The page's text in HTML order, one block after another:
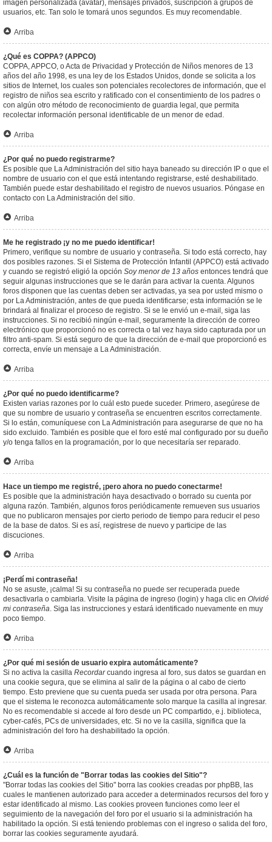
imagen personalizada (avatar), mensajes privados, suscripción a grupos de
usuarios, etc. Tan solo le tomará unos segundos. Es muy recomendable.
Arriba
¿Qué es COPPA? (APPCO)
COPPA, APPCO, o Acta de Privacidad y Protección de Niños menores de 13
años del año 1998, es una ley de los Estados Unidos, donde se solicita a los
sitios de Internet, los cuales son potenciales recolectores de información, que el
registro de niños sea escrito y ratificado con el consentimiento de los padres o
con algún otro método de reconocimiento de guardia legal, que permita
recolectar información personal identificable de un menor de edad.
Arriba
¿Por qué no puedo registrarme?
Es posible que La Administración del sitio haya baneado su dirección IP o que el
nombre de usuario con el que está intentando registrarse, esté deshabilitado.
También puede estar deshabilitado el registro de nuevos usuarios. Póngase en
contacto con La Administración del sitio.
Arriba
Me he registrado ¡y no me puedo identificar!
Primero, verifique su nombre de usuario y contraseña. Si todo está correcto, hay
dos posibles razones. Si el Sistema de Protección Infantil (APPCO) está activado
y cuando se registró eligió la opción Soy menor de 13 años entonces tendrá que
seguir algunas instrucciones que se le darán para activar la cuenta. Algunos
foros disponen que las cuentas deben ser activadas, ya sea por usted mismo o
por La Administración, antes de que pueda identificarse; esta información se le
brindará al finalizar el proceso de registro. Si se le envió un e-mail, siga las
instrucciones. Si no recibió ningún e-mail, seguramente la dirección de correo
electrónico que proporcionó no es correcta o tal vez haya sido capturada por un
filtro anti-spam. Si está seguro de que la dirección de e-mail que proporcionó es
correcta, envíe un mensaje a La Administración.
Arriba
¿Por qué no puedo identificarme?
Existen varias razones por lo cuál esto puede suceder. Primero, asegúrese de
que su nombre de usuario y contraseña se encuentren escritos correctamente.
Si lo están, comuníquese con La Administración para asegurarse de que no ha
sido excluido. También es posible que el foro esté mal configurado por su dueño
y/o tenga fallos en la programación, por lo que necesitaría ser reparado.
Arriba
Hace un tiempo me registré, ¡pero ahora no puedo conectarme!
Es posible que la administración haya desactivado o borrado su cuenta por
alguna razón. También, algunos foros periódicamente remueven sus usuarios
que no publicaron mensajes por cierto periodo de tiempo para reducir el peso
de la base de datos. Si es así, registrese de nuevo y participe de las
discuciones.
Arriba
¡Perdí mi contraseña!
No se asuste, ¡calma! Si su contraseña no puede ser recuperada puede
desactivarla o cambiarla. Visite la página de ingreso (login) y haga clic en Olvidé
mi contraseña. Siga las instrucciones y estará identificado nuevamente en muy
poco tiempo.
Arriba
¿Por qué mi sesión de usuario expira automáticamente?
Si no activa la casilla Recordarcuando ingresa al foro, sus datos se guardan en
una cookie segura, que se elimina al salir de la página o al cabo de cierto
tiempo. Esto previene que su cuenta pueda ser usada por otra persona. Para
que el sistema le reconozca automáticamente solo marque la casilla al ingresar.
No es recomendable si accede al foro desde un PC compartido, e.j. biblioteca,
cyber-cafés, PCs de universidades, etc. Si no ve la casilla, significa que la
administración del foro ha deshabilitado la opción.
Arriba
¿Cuál es la función de "Borrar todas las cookies del Sitio"?
"Borrar todas las cookies del Sitio" borra las cookies creadas por phpBB, las
cuales le mantienen autorizado para acceder a determinados recursos del foro y
estar identificado al mismo. Las cookies proveen funciones como leer el
seguimiento de la navegación del foro por el usuario si la administración ha
habilitado la opción. Si está teniendo problemas con el ingreso o salida del foro,
borrar las cookies seguramente ayudará.